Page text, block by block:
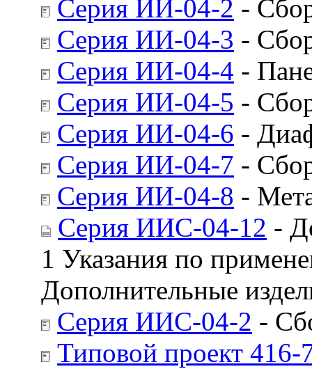
Серия ИИ-04-2 -
Серия ИИ-04-3 -
Серия ИИ-04-4 -
Серия ИИ-04-5 -
Серия ИИ-04-6 -
Серия ИИ-04-7 -
Серия ИИ-04-8 -
Серия ИИС-04-12 -
1 Указания по
Дополнительные
Серия ИИС-04-2 -
Типовой проект 416-